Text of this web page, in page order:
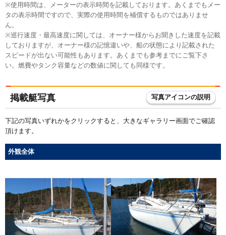
※使用時間は、メーターの表示時間を記載しております。あくまでもメー
タの表示時間ですので、実際の使用時間を補償するものではありませ
ん。
※巡行速度・最高速度に関しては、オーナー様からお聞きした速度を記載
しておりますが、オーナー様の記憶違いや、船の状態により記載された
スピードが出ない可能性もあります。あくまでも参考までにご覧下さ
い。燃費やタンク容量などの数値に関しても同様です。
掲載艇写真 写真アイコンの説明
下記の写真いずれかをクリックすると、大きなギャラリー画面でご確認
頂けます。
外観全体